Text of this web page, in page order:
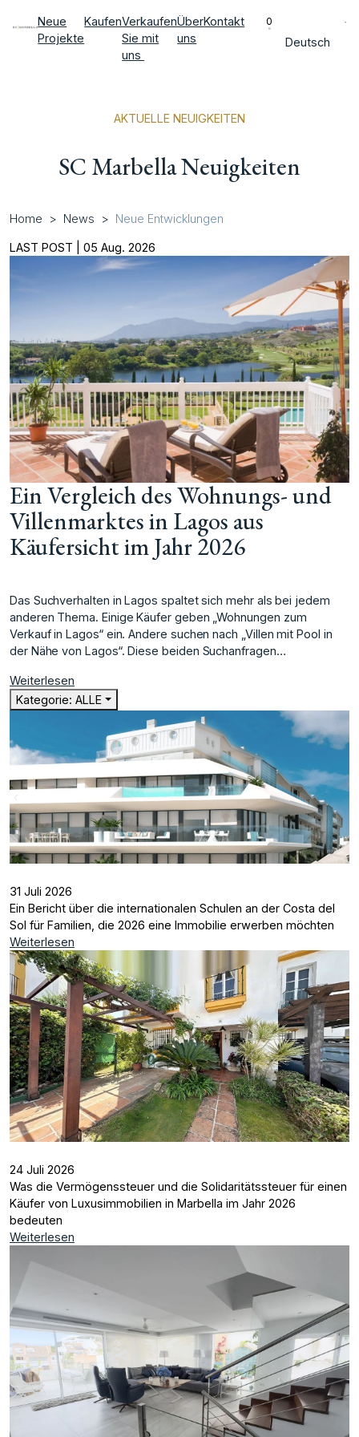
Neue
Projekte
KaufenVerkaufen
Sie mit
uns
Über
uns
Kontakt 0
Deutsch
AKTUELLE NEUIGKEITEN
SC Marbella Neuigkeiten
Home News Neue Entwicklungen
LAST POST | 05 Aug. 2026
Ein Vergleich des Wohnungs- und
Villenmarktes in Lagos aus
Käufersicht im Jahr 2026
Das Suchverhalten in Lagos spaltet sich mehr als bei jedem
anderen Thema. Einige Käufer geben „Wohnungen zum
Verkauf in Lagos“ ein. Andere suchen nach „Villen mit Pool in
der Nähe von Lagos“. Diese beiden Suchanfragen…
Weiterlesen
Kategorie: ALLE
31 Juli 2026
Ein Bericht über die internationalen Schulen an der Costa del
Sol für Familien, die 2026 eine Immobilie erwerben möchten
Weiterlesen
24 Juli 2026
Was die Vermögenssteuer und die Solidaritätssteuer für einen
Käufer von Luxusimmobilien in Marbella im Jahr 2026
bedeuten
Weiterlesen